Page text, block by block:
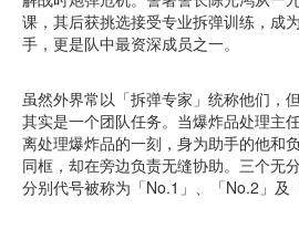
课，其后获挑选接受专业拆弹训练，成
手，更是队中最资深成员之一。
虽然外界常以「拆弹专家」统称他们，
其实是一个团队任务。当爆炸品处理主
离处理爆炸品的一刻，身为助手的他和
同框，却在旁边负责无缝协助。三个无
分别代号被称为「No.1」、「No.2」及